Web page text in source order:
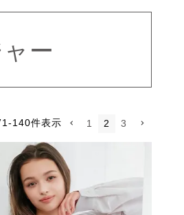
ー
-140件表示 1 2 3